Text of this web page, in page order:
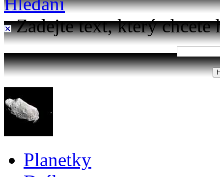
Zadejte text, který chcete
Planetky